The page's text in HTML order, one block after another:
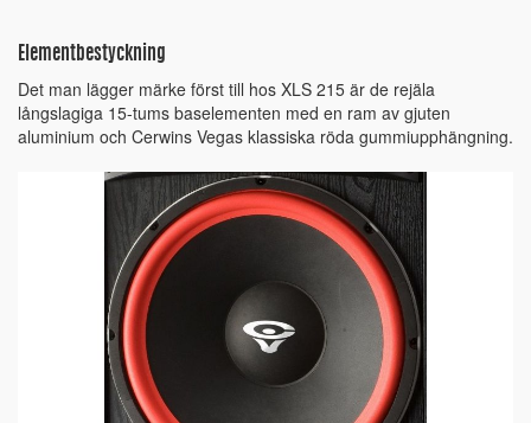
Elementbestyckning
Det man lägger märke först till hos XLS 215 är de rejäla
långslagiga 15-tums baselementen med en ram av gjuten
aluminium och Cerwins Vegas klassiska röda gummiupphängning.